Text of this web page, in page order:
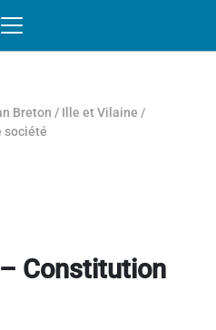
Breton / Ille et Vilaine /
société
– Constitution